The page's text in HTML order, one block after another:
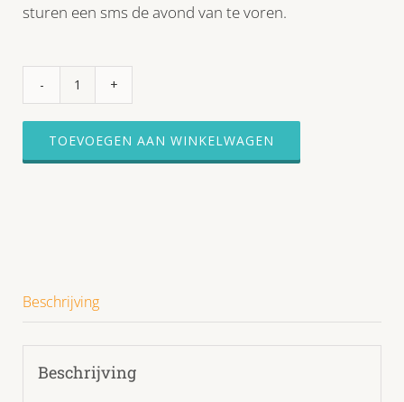
sturen een sms de avond van te voren.
HIGH
WINE
BOX!
√
TOEVOEGEN AAN WINKELWAGEN
Beschrijving
Beschrijving